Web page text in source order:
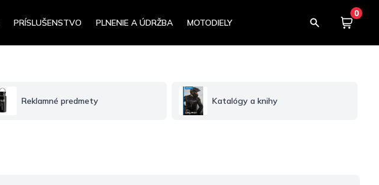
PRÍSLUŠENSTVO PLNENIE A ÚDRŽBA MOTODIELY
0
Košík
Reklamné predmety Katalógy a knihy